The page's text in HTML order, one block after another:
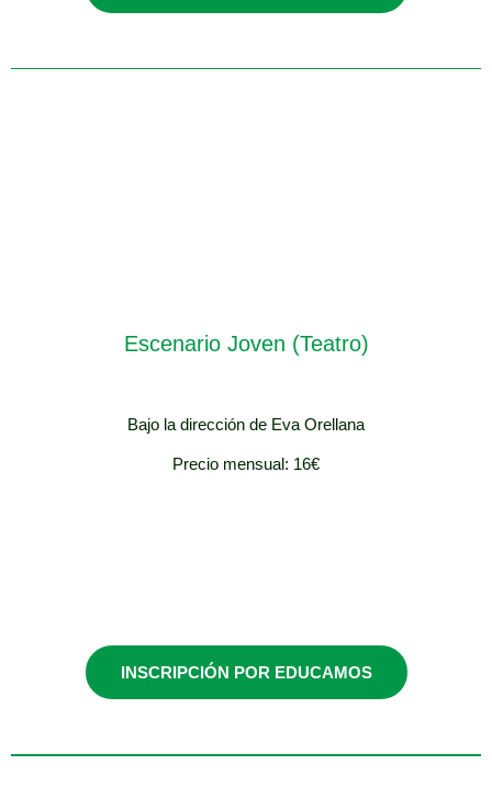
Jueves / 14:30 -
Escenario Joven (Teatro)
Bajo la dirección de Eva Orellana
Precio mensual: 16€
1º y 2º ESO
Martes / 13:00 -
INSCRIPCIÓN POR EDUCAMOS